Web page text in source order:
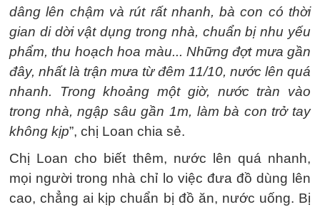
dâng lên chậm và rút rất nhanh, bà con có thời
gian di dời vật dụng trong nhà, chuẩn bị nhu yếu
phẩm, thu hoạch hoa màu... Những đợt mưa gần
đây, nhất là trận mưa từ đêm 11/10, nước lên quá
nhanh. Trong khoảng một giờ, nước tràn vào
trong nhà, ngập sâu gần 1m, làm bà con trở tay
không kịp”, chị Loan chia sẻ.
Chị Loan cho biết thêm, nước lên quá nhanh,
mọi người trong nhà chỉ lo việc đưa đồ dùng lên
cao, chẳng ai kịp chuẩn bị đồ ăn, nước uống. Bị